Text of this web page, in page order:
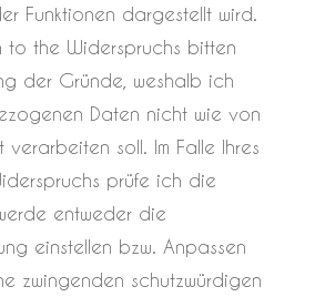
Funktionen dargestellt wird.
to the Widerspruchs bitten
der Gründe, weshalb ich
Daten nicht wie von
verarbeiten soll. Im Falle Ihres
prüfe ich die
entweder die
einstellen bzw. Anpassen
zwingenden schutzwürdigen